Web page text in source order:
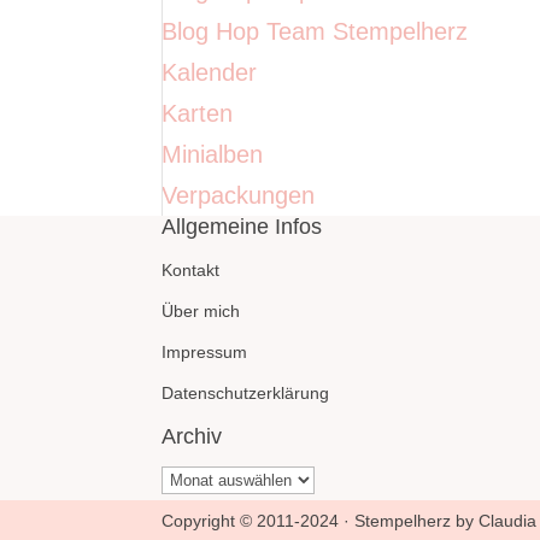
Blog Hop Team Stempelherz
Kalender
Karten
Minialben
Verpackungen
Allgemeine Infos
Kontakt
Über mich
Impressum
Datenschutzerklärung
Archiv
Archiv
Copyright © 2011-2024 · Stempelherz by